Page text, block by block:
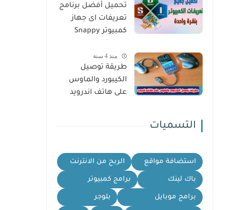
تحميل أفضل برنامج
تعريفات اى جهاز
كمبيوتر Snappy
منذ 4 سنة
طريقة توصيل
الكيبورد والماوس
على هاتف اندرويد
التسميات
استضافة مواقع الربح من الانترنت
باك لينك برامج كمبيوتر
برامج موبايل بلوجر